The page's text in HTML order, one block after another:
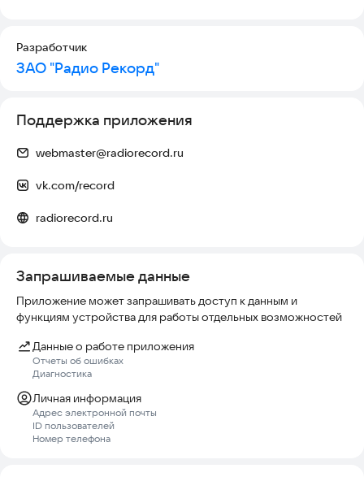
Разработчик
ЗАО "Радио Рекорд"
Поддержка приложения
webmaster@radiorecord.ru
vk.com/record
radiorecord.ru
Запрашиваемые данные
Приложение может запрашивать доступ к данным и
функциям устройства для работы отдельных возможностей
Данные о работе приложения
Отчеты об ошибках
Диагностика
Личная информация
Адрес электронной почты
ID пользователей
Номер телефона